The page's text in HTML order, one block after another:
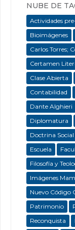
NUBE DE
Actividades
Bioimágenes
Carlos Torres;
Certamen
Clase Abierta
Contabilidad
Dante Alghieri
Diplomatura
Doctrina Social
Escuela
Filosofía y
Imágenes
Nuevo Código
Patrimonio
Reconquista